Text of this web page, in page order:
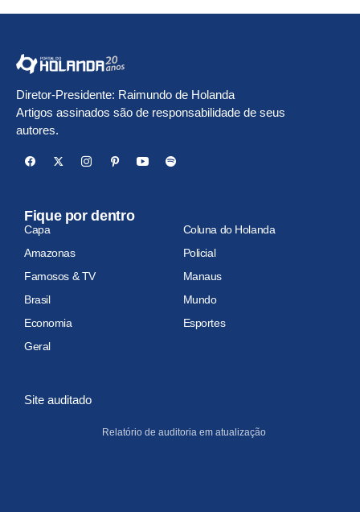
Diretor-Presidente: Raimundo de Holanda
Artigos assinados são de responsabilidade de seus
autores.
Fique por dentro
Capa
Coluna do Holanda
Amazonas
Policial
Famosos & TV
Manaus
Brasil
Mundo
Economia
Esportes
Geral
Site auditado
Relatório de auditoria em atualização